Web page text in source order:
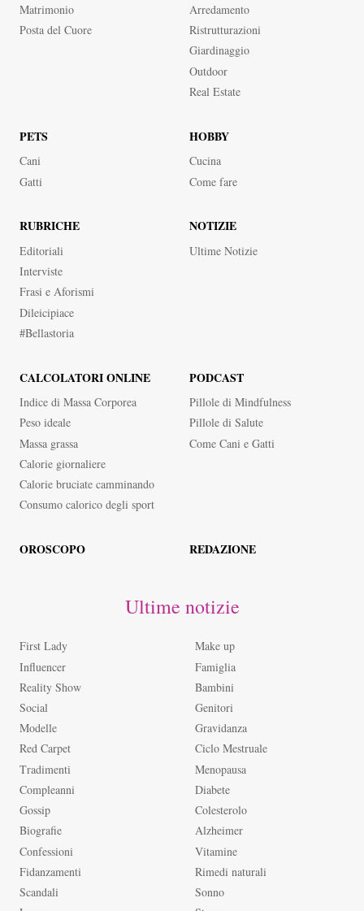
Matrimonio
Posta del Cuore
Arredamento
Ristrutturazioni
Giardinaggio
Outdoor
Real Estate
PETS
Cani
Gatti
HOBBY
Cucina
Come fare
RUBRICHE
Editoriali
Interviste
Frasi e Aforismi
dileicipiace
#bellastoria
NOTIZIE
Ultime Notizie
CALCOLATORI ONLINE
Indice di Massa Corporea
Peso ideale
Massa grassa
Calorie giornaliere
Calorie bruciate camminando
Consumo calorico degli sport
PODCAST
Pillole di Mindfulness
Pillole di Salute
Come Cani e Gatti
OROSCOPO REDAZIONE
Ultime notizie
First Lady
Influencer
Reality Show
Social
Modelle
Red Carpet
Tradimenti
Compleanni
Gossip
Biografie
Confessioni
Fidanzamenti
Scandali
Make up
Famiglia
Bambini
Genitori
Gravidanza
Ciclo Mestruale
Menopausa
Diabete
Colesterolo
Alzheimer
Vitamine
Rimedi naturali
Sonno